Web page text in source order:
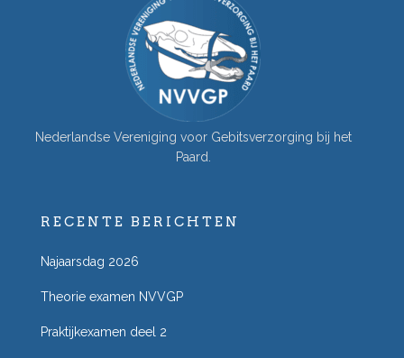
Nederlandse Vereniging voor Gebitsverzorging bij het
Paard.
RECENTE BERICHTEN
Najaarsdag 2026
Theorie examen NVVGP
Praktijkexamen deel 2